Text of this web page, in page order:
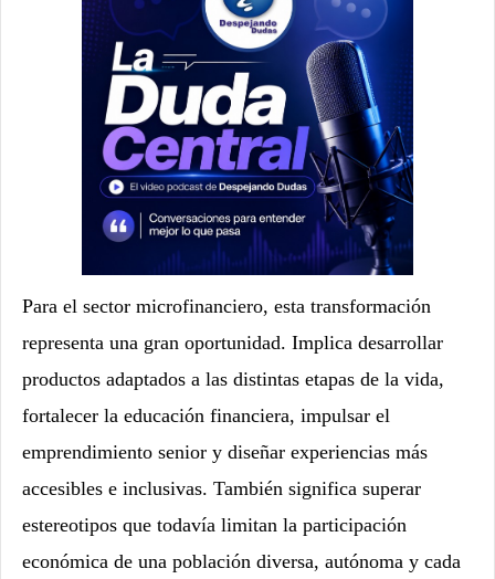
Para el sector microfinanciero, esta transformación
representa una gran oportunidad. Implica desarrollar
productos adaptados a las distintas etapas de la vida,
fortalecer la educación financiera, impulsar el
emprendimiento senior y diseñar experiencias más
accesibles e inclusivas. También significa superar
estereotipos que todavía limitan la participación
económica de una población diversa, autónoma y cada